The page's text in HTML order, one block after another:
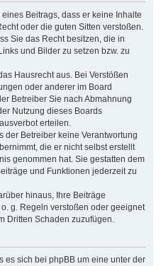
Beitrags, dass er keine Inhalte
oder die guten Sitten verstoßen.
Sie das Recht besitzen, die in
und Bilder zu setzen bzw. zu
Hausrecht aus. Bei Verstößen
oder anderer im Board
Betreiber Sie nach Abmahnung
Nutzung dieses Boards
erteilen.
der Betreiber keine Verantwortung
die er nicht selbst erstellt
genommen hat. Sie gestatten dem
und Funktionen jederzeit zu
hinaus, Ihre Beiträge
g. Regeln verstoßen oder geeignet
Dritten Schaden zuzufügen.
es sich bei phpBB um eine unter der